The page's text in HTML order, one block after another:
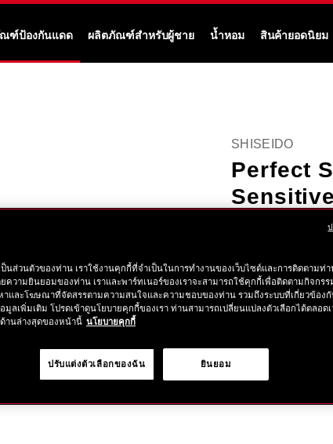
ฑ์ป้องกันแดด ผลิตภัณฑ์สำหรับผู้ชาย น้ำหอม สินค้ายอดนิยม
SHISEIDO
Perfect
Sensitive
Powerful sun
More Details
ราย
https://
perfect-
protector-
sensitive-
ลำดับ
สินค้า
฿ 1,750 tax
ตัว
เลือก
การ
สินค้า
ป็นส่วนตัวของท่าน เราใช้งานคุกกี้ที่จำเป็นในการทำงานของเว็บไซต์และการติดตามท่
ยความยินยอมของท่าน เราและพาร์ทเนอร์ของเราจะสามารถใช้คุกกี้เพื่อติดตามกิจกร
าและโฆษณาที่จัดสรรตามความสนใจและความชอบของท่าน รวมถึงระบบที่เกี่ยวข้องกั
ลเพิ่มเติม โปรดเข้าดูนโยบายคุกกี้ของเรา ท่านสามารถเปลี่ยนแปลงตัวเลือกได้ตลอด
านล่างสุดของหน้านี้ นโยบายคุกกี้
ยินยอม
ปรับแต่งตัวเลือกของฉัน